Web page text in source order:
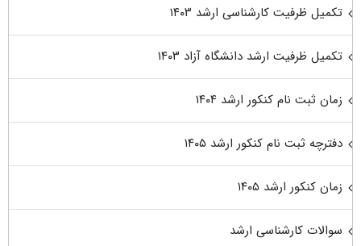
تکمیل ظرفیت کارشناسی ارشد ۱۴۰۳
تکمیل ظرفیت ارشد دانشگاه آزاد ۱۴۰۳
زمان ثبت نام کنکور ارشد ۱۴۰۴
دفترچه ثبت نام کنکور ارشد ۱۴۰۵
زمان کنکور ارشد ۱۴۰۵
سوالات کارشناسی ارشد